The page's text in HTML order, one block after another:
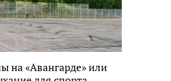
на «Авангарде» или